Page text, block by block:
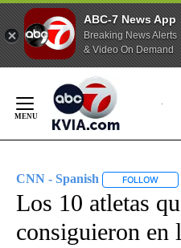
ABC-7 News App
Breaking News Alerts
& Video On Demand
Content
CNN - Spanish FOLLOW
Los 10 atletas
consiguieron en